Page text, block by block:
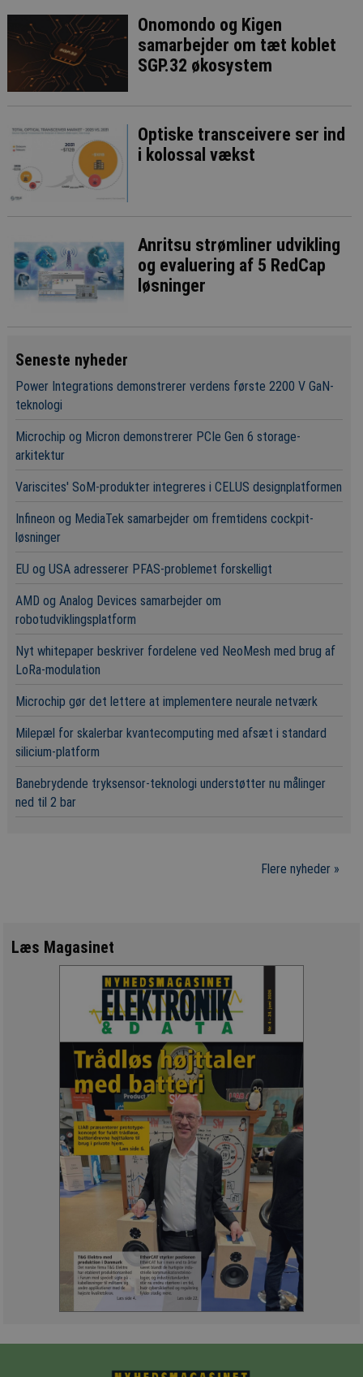
Onomondo og Kigen
samarbejder om tæt koblet
SGP.32 økosystem
Optiske transceivere ser ind
i kolossal vækst
Anritsu strømliner udvikling
og evaluering af 5 RedCap
løsninger
Seneste nyheder
Power Integrations demonstrerer verdens første 2200 V GaN-
teknologi
Microchip og Micron demonstrerer PCIe Gen 6 storage-
arkitektur
Variscites' SoM-produkter integreres i CELUS designplatformen
Infineon og MediaTek samarbejder om fremtidens cockpit-
løsninger
EU og USA adresserer PFAS-problemet forskelligt
AMD og Analog Devices samarbejder om
robotudviklingsplatform
Nyt whitepaper beskriver fordelene ved NeoMesh med brug af
LoRa-modulation
Microchip gør det lettere at implementere neurale netværk
Milepæl for skalerbar kvantecomputing med afsæt i standard
silicium-platform
Banebrydende tryksensor-teknologi understøtter nu målinger
ned til 2 bar
Flere nyheder »
Læs Magasinet